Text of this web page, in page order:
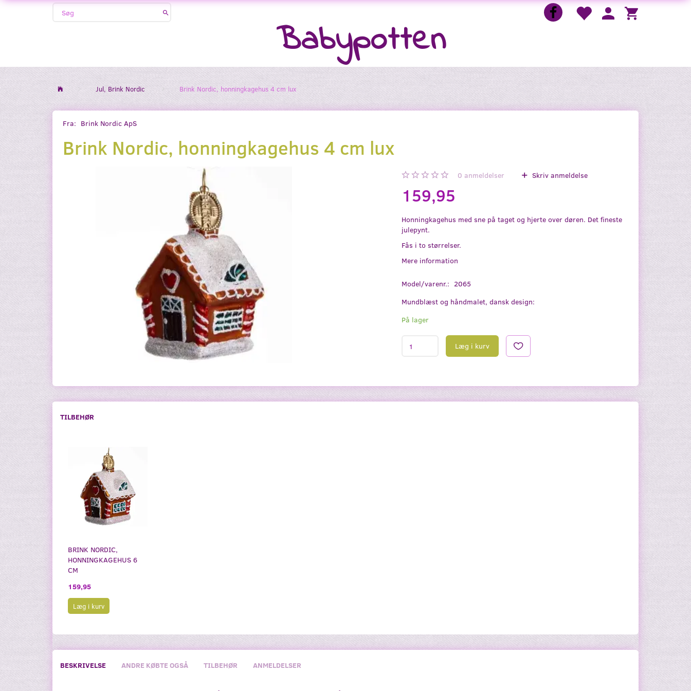
Babypotten
Jul, Brink Nordic Brink Nordic, honningkagehus 4 cm lux
Fra: Brink Nordic ApS
Brink Nordic, honningkagehus 4 cm lux
0 anmeldelser Skriv anmeldelse
159,95
Honningkagehus med sne på taget og hjerte over døren. Det fineste
julepynt.
Fås i to størrelser.
Mere information
Model/varenr.: 2065
Mundblæst og håndmalet, dansk design:
På lager
Læg i kurv
TILBEHØR
BRINK NORDIC,
HONNINGKAGEHUS 6
CM
159,95
Læg i kurv
BESKRIVELSE ANDRE KØBTE OGSÅ TILBEHØR ANMELDELSER